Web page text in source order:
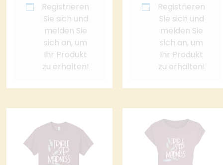
Registrieren
Sie sich und
melden Sie
sich an, um
Ihr Produkt
zu erhalten!
Registrieren
Sie sich und
melden Sie
sich an, um
Ihr Produkt
zu erhalten!